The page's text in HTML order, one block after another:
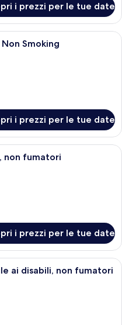
i prezzi per le tue date
camera d'albergo con due letti,
Smoking
i prezzi per le tue date
camera d'albergo con due letti,
non fumatori
i prezzi per le tue date
d'albergo con un letto
ai disabili, non fumatori